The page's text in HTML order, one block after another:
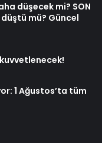
düşecek mi? SON
düştü mü? Güncel
1 Ağustos’ta tüm